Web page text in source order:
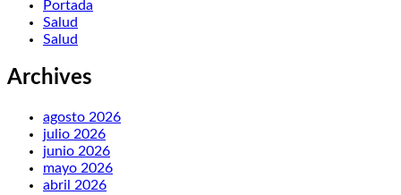
Portada
Salud
Salud
Archives
agosto 2026
julio 2026
junio 2026
mayo 2026
abril 2026